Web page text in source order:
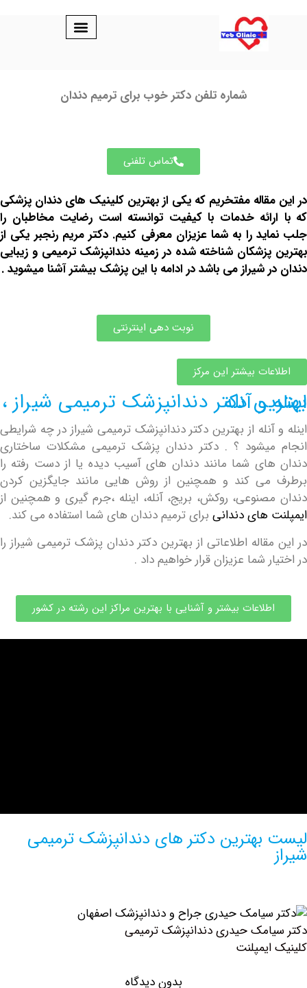
شماره تلفن دکتر خوب برای ترمیم دندان
تماس تلفنی
مفتخریم که یکی از بهترین کلینیک های دندان پزشکی
خدمات با کیفیت توانسته است رضایت مخاطبان را
را به شما عزیزان معرفی کنیم. دکتر مریم رنجبر یکی از
شناخته شده در زمینه دندانپزشک ترمیمی و زیبایی
شیراز می باشد در ادامه با این پزشک بیشتر آشنا میشوید .
نوبت دهی اینترنتی
بیشتر این مرکز
شیراز ، اینله و آنله
از بهترین دکتر دندانپزشک ترمیمی شیراز در چه شرایطی
؟ . دکتر دندان پزشک ترمیمی مشکلات ساختاری
شما مانند دندان های آسیب دیده یا از دست رفته را
کند و همچنین از روش هایی مانند جایگزین کردن
روکش، بریج، آنله، اینله ،جرم گیری و همچنین از
های دندانیبرای ترمیم دندان های شما استفاده می کند.
اطلاعاتی از بهترین دکتر دندان پزشک ترمیمی شیراز را
شما عزیزان قرار خواهیم داد .
بیشتر و آشنایی با بهترین مراکز این رشته در کشور
دکتر های دندانپزشک ترمیمی
حیدری دندانپزشک ترمیمی
بدون دیدگاه